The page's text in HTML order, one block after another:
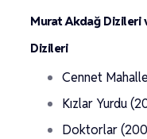
Murat Akdağ Dizileri
Dizileri
Cennet
Kızlar Yurdu
Doktorlar